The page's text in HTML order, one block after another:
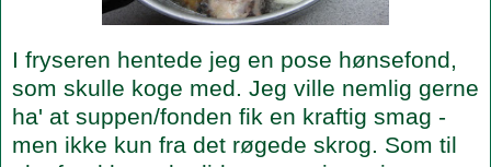
I fryseren hentede jeg en pose hønsefond,
som skulle koge med. Jeg ville nemlig gerne
ha' at suppen/fonden fik en kraftig smag -
men ikke kun fra det røgede skrog. Som til